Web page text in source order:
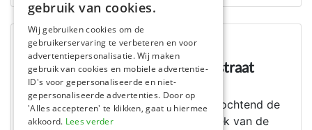
Nieuwsblad
Brand vernielt woning in Leegstraat
19 Aug 2023
ZELZATE - Een brand heeft zaterdagochtend de
woning van een jong gezin op de hoek van de
ENGLISH
gebruik van cookies.
Wij gebruiken cookies om de
gebruikerservaring te verbeteren en voor
advertentiepersonalisatie. Wij maken
gebruik van cookies en mobiele advertentie-
ID's voor gepersonaliseerde en niet-
gepersonaliseerde advertenties. Door op
'Alles accepteren' te klikken, gaat u hiermee
akkoord. Lees verder